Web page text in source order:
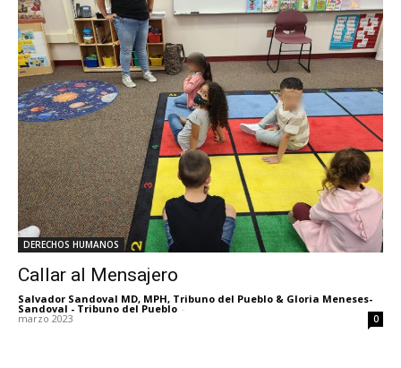
DERECHOS HUMANOS
Callar al Mensajero
Salvador Sandoval MD, MPH, Tribuno del Pueblo & Gloria Meneses-
Sandoval - Tribuno del Pueblo -
marzo 2023 0